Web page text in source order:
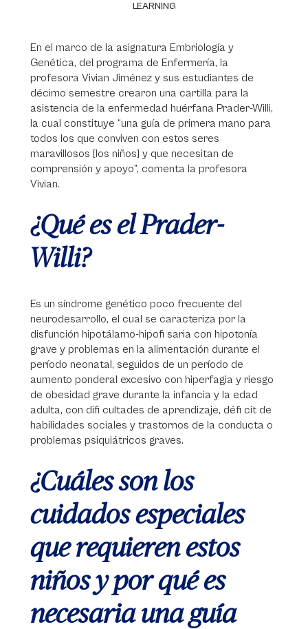
LEARNING
En el marco de la asignatura Embriología y
Genética, del programa de Enfermería, la
profesora Vivian Jiménez y sus estudiantes de
décimo semestre crearon una cartilla para la
asistencia de la enfermedad huérfana Prader-Willi,
la cual constituye “una guía de primera mano para
todos los que conviven con estos seres
maravillosos [los niños] y que necesitan de
comprensión y apoyo”, comenta la profesora
Vivian.
¿Qué es el Prader-
Willi?
Es un síndrome genético poco frecuente del
neurodesarrollo, el cual se caracteriza por la
disfunción hipotálamo-hipofi saria con hipotonía
grave y problemas en la alimentación durante el
período neonatal, seguidos de un período de
aumento ponderal excesivo con hiperfagia y riesgo
de obesidad grave durante la infancia y la edad
adulta, con difi cultades de aprendizaje, défi cit de
habilidades sociales y trastornos de la conducta o
problemas psiquiátricos graves.
¿Cuáles son los
cuidados especiales
que requieren estos
niños y por qué es
necesaria una guía